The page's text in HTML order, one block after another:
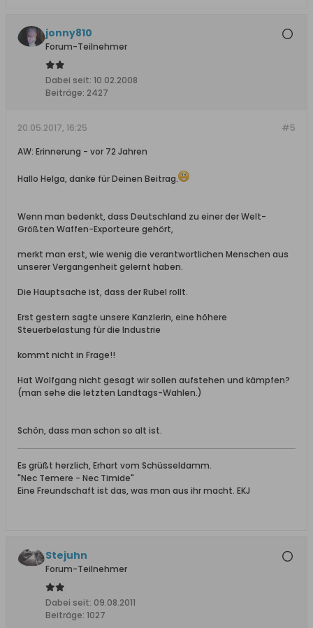
jonny810
Forum-Teilnehmer
Dabei seit: 10.02.2008
Beiträge: 2427
#5
20.05.2017, 16:25
AW: Erinnerung - vor 72 Jahren
Hallo Helga, danke für Deinen Beitrag.
Wenn man bedenkt, dass Deutschland zu einer der Welt-
Größten Waffen-Exporteure gehört,
merkt man erst, wie wenig die verantwortlichen Menschen aus
unserer Vergangenheit gelernt haben.
Die Hauptsache ist, dass der Rubel rollt.
Erst gestern sagte unsere Kanzlerin, eine höhere
Steuerbelastung für die Industrie
kommt nicht in Frage!!
Hat Wolfgang nicht gesagt wir sollen aufstehen und kämpfen?
(man sehe die letzten Landtags-Wahlen.)
Schön, dass man schon so alt ist.
Es grüßt herzlich, Erhart vom Schüsseldamm.
"Nec Temere - Nec Timide"
Eine Freundschaft ist das, was man aus ihr macht. EKJ
Stejuhn
Forum-Teilnehmer
Dabei seit: 09.08.2011
Beiträge: 1027